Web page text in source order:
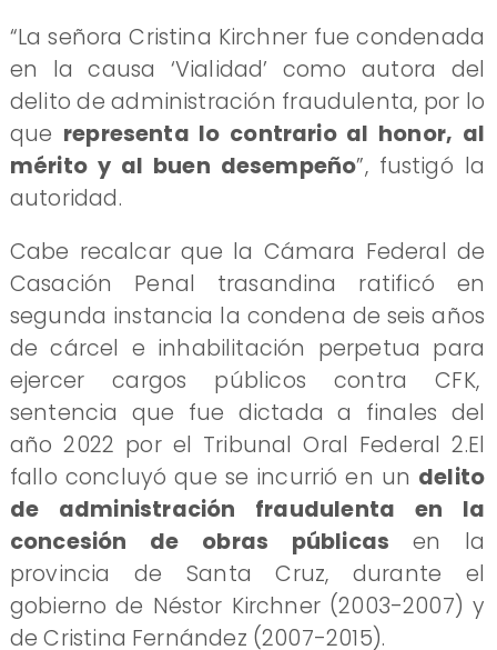
​“La señora Cristina Kirchner fue condenada
en la causa ‘Vialidad’ como autora del
delito de administración fraudulenta, por lo
que representa lo contrario al honor, al
mérito y al buen desempeño”, fustigó la
autoridad.
Cabe recalcar que la Cámara Federal de
Casación Penal trasandina ratificó en
segunda instancia la condena de seis años
de cárcel e inhabilitación perpetua para
ejercer cargos públicos contra CFK,
sentencia que fue dictada a finales del
año 2022 por el Tribunal Oral Federal 2.El
fallo concluyó que se incurrió en un delito
de administración fraudulenta en la
concesión de obras públicas en la
provincia de Santa Cruz, durante el
gobierno de Néstor Kirchner (2003-2007) y
de Cristina Fernández (2007-2015).